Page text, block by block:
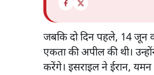
जबकि दो दिन पहले, 14 जून
एकता की अपील की थी।
करेंगे। इसराइल ने ईरान,